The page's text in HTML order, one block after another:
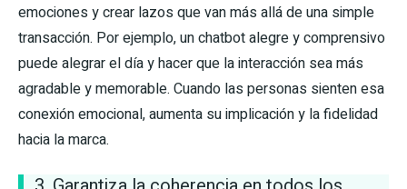
emociones y crear lazos que van más allá de una simple
transacción. Por ejemplo, un chatbot alegre y comprensivo
puede alegrar el día y hacer que la interacción sea más
agradable y memorable. Cuando las personas sienten esa
conexión emocional, aumenta su implicación y la fidelidad
hacia la marca.